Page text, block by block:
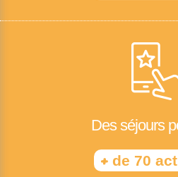
Des séjours
+de 70